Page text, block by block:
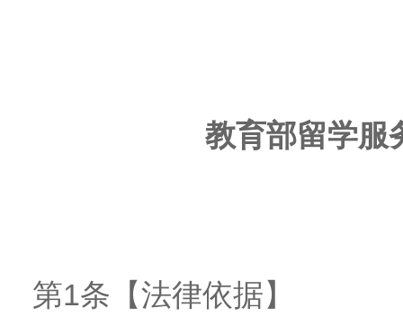
教育部留学服
第1条【法律依据】